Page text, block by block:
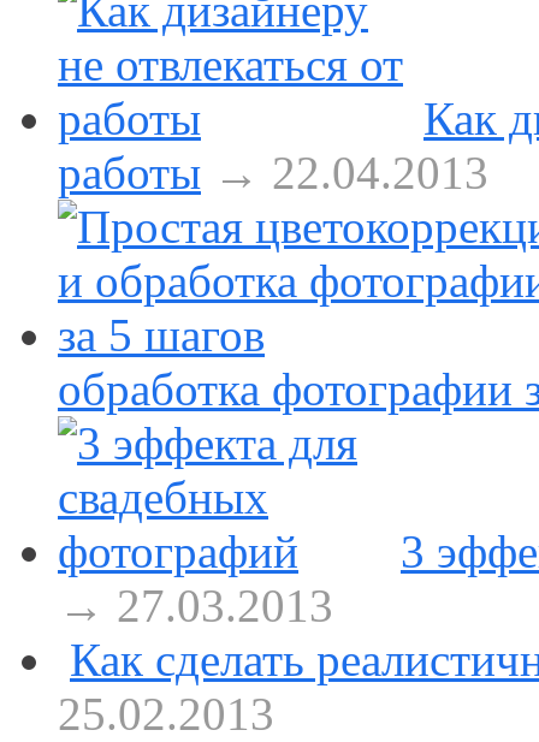
Как
работы → 22.04.2013
обработка фотографии
3
→ 27.03.2013
Как сделать
25.02.2013